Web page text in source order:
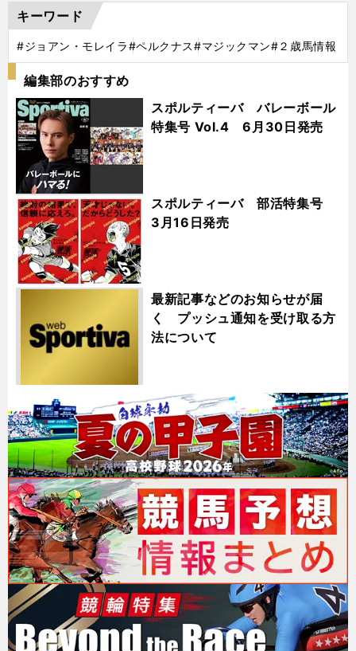
キーワード
#ジョアン・モレイラ#ペルクナス#マジックマン#２歳馬情報
編集部のおすすめ
スポルティーバ バレーボール
特集号 Vol.4 6月30日発売
スポルティーバ 部活特集号
3月16日発売
最新記事などのお知らせが届
く プッシュ通知を受け取る方
法について